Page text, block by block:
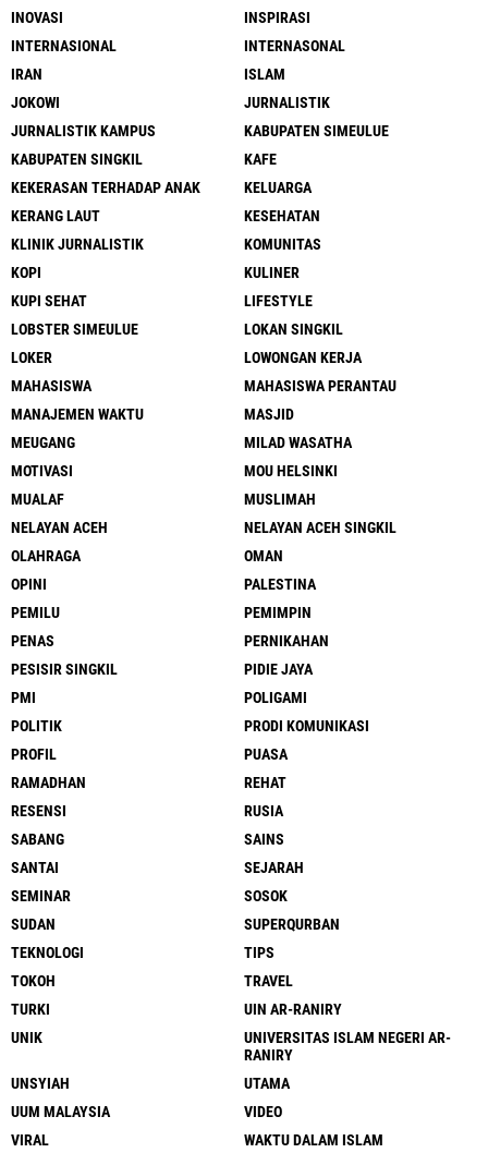
INOVASI
INSPIRASI
INTERNASIONAL
INTERNASONAL
IRAN
ISLAM
JOKOWI
JURNALISTIK
JURNALISTIK KAMPUS
KABUPATEN SIMEULUE
KABUPATEN SINGKIL
KAFE
KEKERASAN TERHADAP ANAK
KELUARGA
KERANG LAUT
KESEHATAN
KLINIK JURNALISTIK
KOMUNITAS
KOPI
KULINER
KUPI SEHAT
LIFESTYLE
LOBSTER SIMEULUE
LOKAN SINGKIL
LOKER
LOWONGAN KERJA
MAHASISWA
MAHASISWA PERANTAU
MANAJEMEN WAKTU
MASJID
MEUGANG
MILAD WASATHA
MOTIVASI
MOU HELSINKI
MUALAF
MUSLIMAH
NELAYAN ACEH
NELAYAN ACEH SINGKIL
OLAHRAGA
OMAN
OPINI
PALESTINA
PEMILU
PEMIMPIN
PENAS
PERNIKAHAN
PESISIR SINGKIL
PIDIE JAYA
PMI
POLIGAMI
POLITIK
PRODI KOMUNIKASI
PROFIL
PUASA
RAMADHAN
REHAT
RESENSI
RUSIA
SABANG
SAINS
SANTAI
SEJARAH
SEMINAR
SOSOK
SUDAN
SUPERQURBAN
TEKNOLOGI
TIPS
TOKOH
TRAVEL
TURKI
UIN AR-RANIRY
UNIK
UNIVERSITAS ISLAM NEGERI AR-
RANIRY
UNSYIAH
UTAMA
UUM MALAYSIA
VIDEO
VIRAL
WAKTU DALAM ISLAM